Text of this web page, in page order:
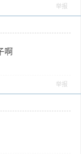
举报
啊
举报